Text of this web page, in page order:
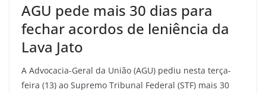
AGU pede mais 30 dias para
fechar acordos de leniência da
Lava Jato
A Advocacia-Geral da União (AGU) pediu nesta terça-
feira (13) ao Supremo Tribunal Federal (STF) mais 30